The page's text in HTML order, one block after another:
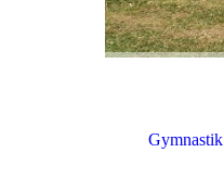
Gymnastik